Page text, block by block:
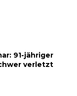
91-jähriger
verletzt